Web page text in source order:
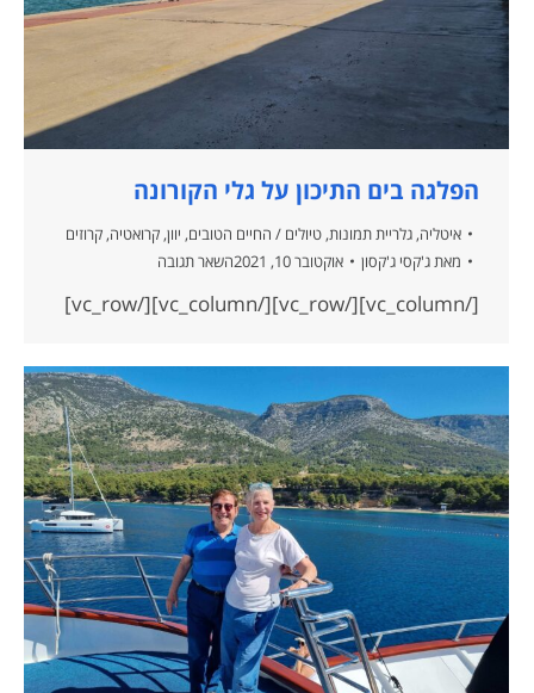
הפלגה בים התיכון על גלי הקורונה
איטליה, גלריית תמונות, טיולים / החיים הטובים, יוון, קרואטיה, קרוזים
מאת ג'קסי ג'קסון אוקטובר 10, 2021 השאר תגובה
[/vc_column][/vc_row][/vc_column][/vc_row]